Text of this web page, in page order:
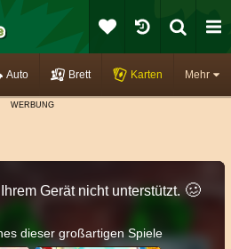
Mehr
Auto Brett Karten
Gerät nicht unterstützt. 🥴️
dieser großartigen Spiele